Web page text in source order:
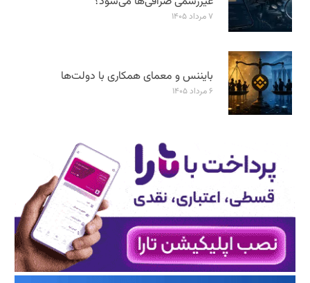
۷ مرداد ۱۴۰۵
بایننس و معمای همکاری با دولت‌ها
۶ مرداد ۱۴۰۵